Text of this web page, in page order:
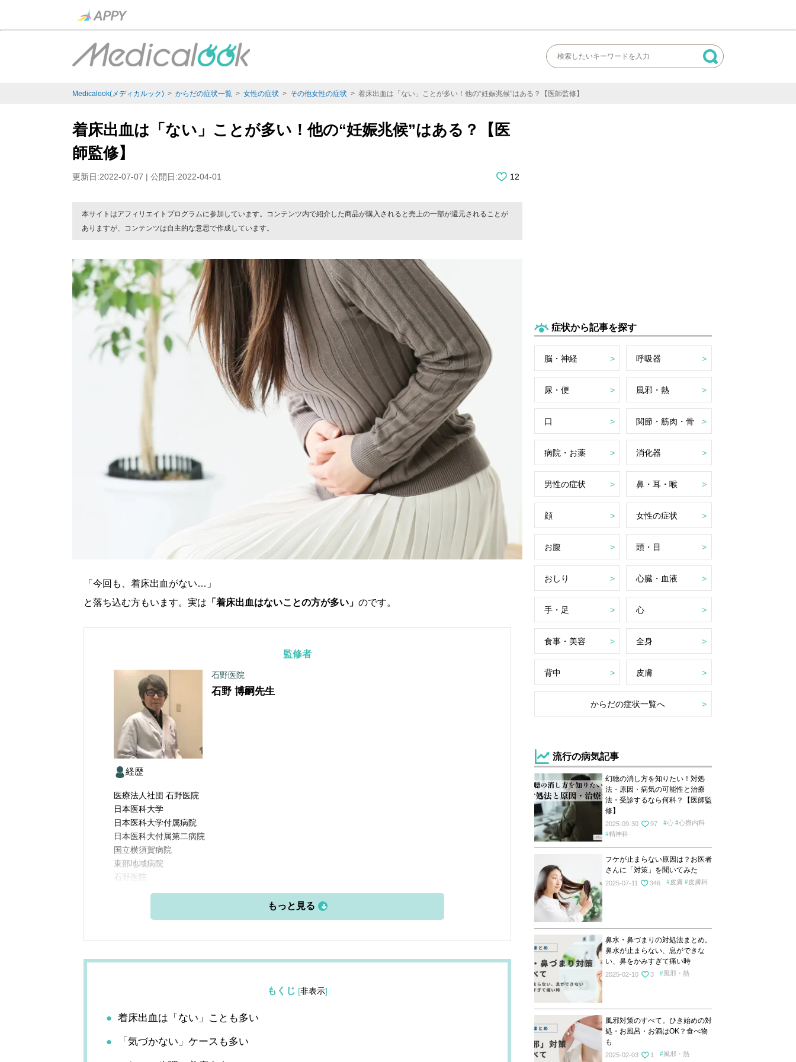
Medicalook(メディカルック) > からだの症状一覧 > 女性の症状 > その他女性の症状 > 着床出血は「ない」ことが多い！他の“妊娠兆候”はある？【医師監修】
着床出血は「ない」ことが多い！他の“妊娠兆候”はある？【医
師監修】
更新日:2022-07-07 | 公開日:2022-04-01 12
本サイトはアフィリエイトプログラムに参加しています。コンテンツ内で紹介した商品が購入されると売上の一部が還元されることが
ありますが、コンテンツは自主的な意思で作成しています。
「今回も、着床出血がない…」
と落ち込む方もいます。実は 「着床出血はないことの方が多い」 のです。
監修者
石野医院
石野 博嗣先生
経歴
医療法人社団 石野医院
日本医科大学
日本医科大学付属病院
日本医科大付属第二病院
国立横須賀病院
東部地域病院
石野医院
もくじ [非表示]
着床出血は「ない」ことも多い
「気づかない」ケースも多い
症状から記事を探す
脳・神経 呼吸器
尿・便 風邪・熱
口 関節・筋肉・骨
病院・お薬 消化器
男性の症状 鼻・耳・喉
顔 女性の症状
お腹 頭・目
おしり 心臓・血液
手・足 心
食事・美容 全身
背中 皮膚
からだの症状一覧へ
流行の病気記事
幻聴の消し方を知りたい！対処
法・原因・病気の可能性と治療
法・受診するなら何科？【医師監
修】
2025-09-30 97 心
心療内科
精神科
フケが止まらない原因は？お医者
さんに「対策」を聞いてみた
2025-07-11 346 皮膚 皮膚科
鼻水・鼻づまりの対処法まとめ。
鼻水が止まらない、息ができな
い、鼻をかみすぎて痛い時
2025-02-10 3 風邪・熱
風邪対策のすべて。ひき始めの対
処・お風呂・お酒はOK？食べ物
も
2025-02-03 1 風邪・熱